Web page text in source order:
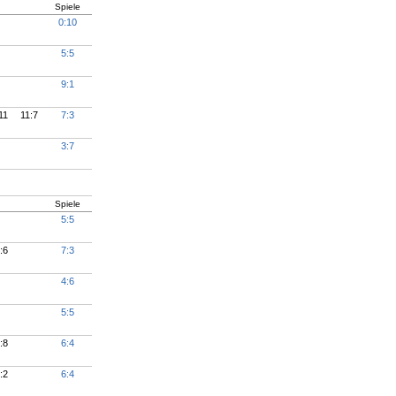
Spiele
0:10
5:5
9:1
11:7 7:3
3:7
Spiele
5:5
7:3
4:6
5:5
6:4
6:4